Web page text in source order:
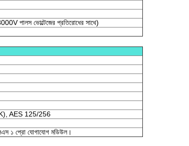
পালস ভোল্টেজের প্রতিরোধের সাথে)
AES 125/256
১ প্রো যোগাযোগ মডিউল।